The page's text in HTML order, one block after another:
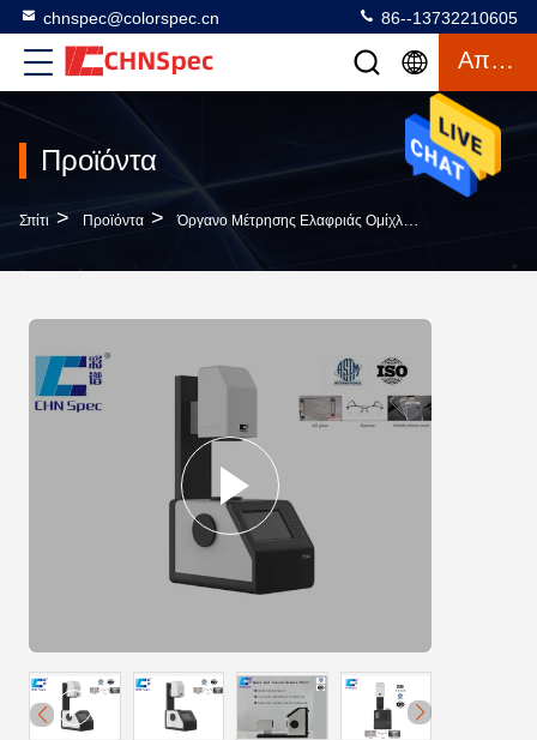
chnspec@colorspec.cn 86--13732210605
Απόσπασμα
Προϊόντα
Σπίτι > Προϊόντα > Όργανο Μέτρησης Ελαφριάς Ομίχλης